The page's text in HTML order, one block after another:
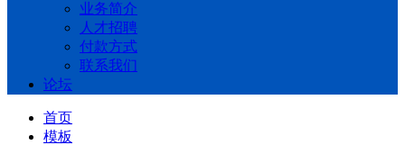
业务简介
人才招聘
付款方式
联系我们
论坛
首页
模板